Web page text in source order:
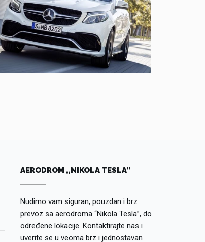
MERCEDES
AERODROM „NIKOLA TESLA“
Nudimo vam siguran, pouzdan i brz
prevoz sa aerodroma “Nikola Tesla”, do
određene lokacije. Kontaktirajte nas i
uverite se u veoma brz i jednostavan